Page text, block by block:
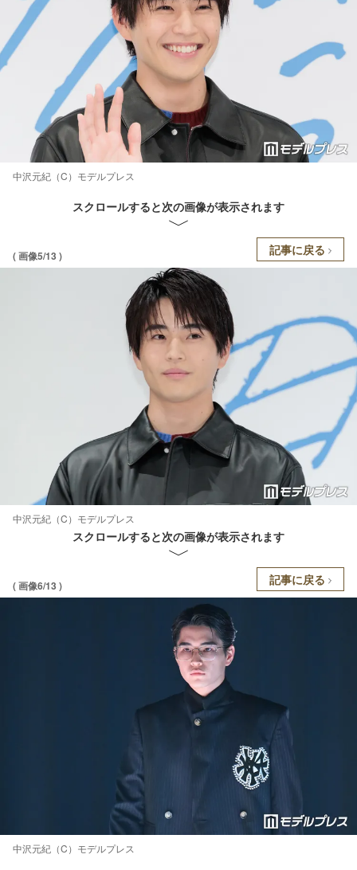
中沢元紀（C）モデルプレス
スクロールすると次の画像が表示されます
( 画像5/13 ) 記事に戻る
中沢元紀（C）モデルプレス
スクロールすると次の画像が表示されます
( 画像6/13 ) 記事に戻る
中沢元紀（C）モデルプレス